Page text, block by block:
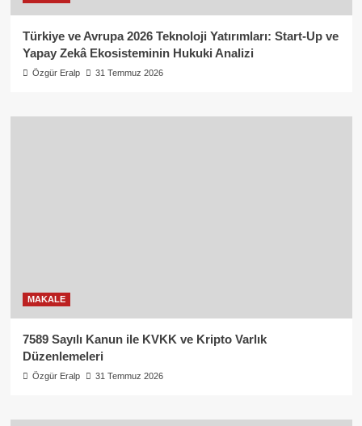
Türkiye ve Avrupa 2026 Teknoloji Yatırımları: Start-Up ve
Yapay Zekâ Ekosisteminin Hukuki Analizi
Özgür Eralp 31 Temmuz 2026
MAKALE
7589 Sayılı Kanun ile KVKK ve Kripto Varlık
Düzenlemeleri
Özgür Eralp 31 Temmuz 2026